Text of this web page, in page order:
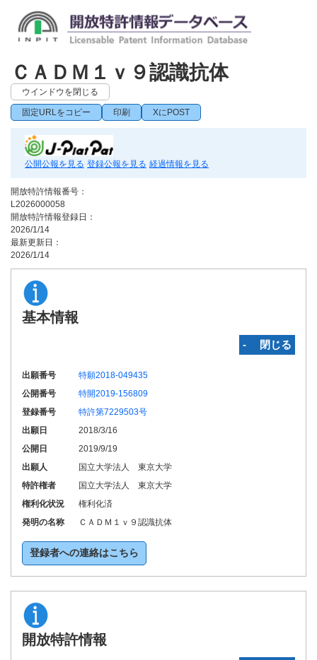
ＣＡＤＭ１ｖ９認識抗体
ウインドウを閉じる
固定URLをコピー 印刷 XにPOST
公開公報を見る 登録公報を見る 経過情報を見る
開放特許情報番号：
L2026000058
開放特許情報登録日：
2026/1/14
最新更新日：
2026/1/14
基本情報
‐ 閉じる
出願番号
特願2018-049435
公開番号
特開2019-156809
登録番号
特許第7229503号
出願日
2018/3/16
公開日
2019/9/19
出願人
国立大学法人 東京大学
特許権者
国立大学法人 東京大学
権利化状況
権利化済
発明の名称
ＣＡＤＭ１ｖ９認識抗体
登録者への連絡はこちら
開放特許情報